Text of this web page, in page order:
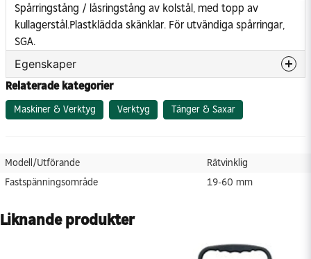
Spårringstång / låsringstång av kolstål, med topp av
kullagerstål.Plastklädda skänklar. För utvändiga spårringar,
SGA.
Egenskaper
Modell/Utförande
Fastspänningsområde
19-60 mm
Relaterade kategorier
Maskiner & Verktyg Verktyg Tänger & Saxar
Modell/Utförande
Rätvinklig
Fastspänningsområde
19-60 mm
Liknande produkter